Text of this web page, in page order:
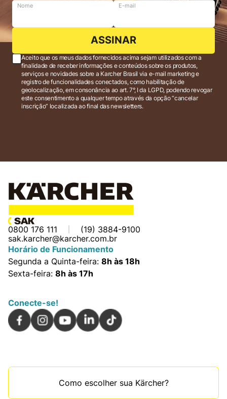
Nome E-mail
ASSINAR
Aceito que os meus dados fornecidos acima sejam utilizados com a
finalidade de receber informações e conteúdos sobre os produtos,
serviços e novidades sobre a Karcher Brasil via e-mail marketing e
registro de funcionalidades conectados, como habilitação de
geolocalização, em consonância ao art. 7°, I da LGPD, podendo revogar
este consentimento a qualquer tempo através da opção “cancelar
inscrição” localizada ao final das newsletters.
0800 176 111
(19) 3884-9100
sak.karcher@karcher.com.br
Horário de Funcionamento
Segunda a Quinta-feira: 8h às 18h
Sexta-feira: 8h às 17h
Conecte-se!
Como escolher sua Kärcher?